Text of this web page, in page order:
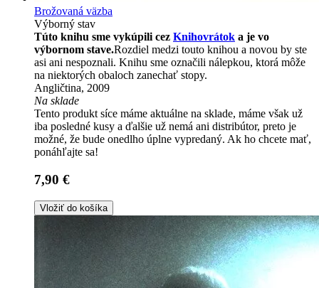
Brožovaná väzba
Výborný stav
Túto knihu sme vykúpili cez Knihovrátok a je vo
výbornom stave.Rozdiel medzi touto knihou a novou by ste
asi ani nespoznali. Knihu sme označili nálepkou, ktorá môže
na niektorých obaloch zanechať stopy.
Angličtina, 2009
Na sklade
Tento produkt síce máme aktuálne na sklade, máme však už
iba posledné kusy a ďalšie už nemá ani distribútor, preto je
možné, že bude onedlho úplne vypredaný. Ak ho chcete mať,
ponáhľajte sa!
7,90 €
Vložiť do košíka